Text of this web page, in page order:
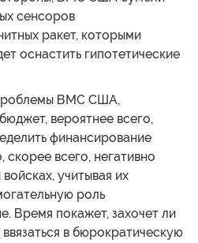
сенсоров
ракет, которыми
оснастить гипотетические
ВМС США,
вероятнее всего,
финансирование
всего, негативно
учитывая их
роль
Время покажет, захочет ли
в бюрократическую